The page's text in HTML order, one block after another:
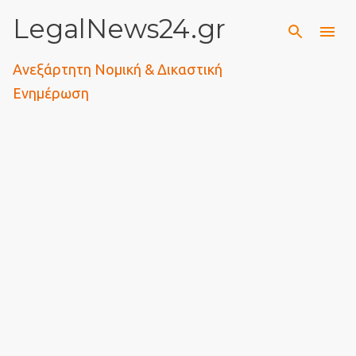
Μετάβαση στο κύριο περιεχόμενο
LegalNews24.gr
Ανεξάρτητη Νομική & Δικαστική
Ενημέρωση